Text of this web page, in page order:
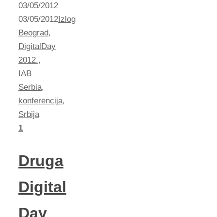
03/05/2012
03/05/2012Izlog
Beograd,
DigitalDay
2012.,
IAB
Serbia,
konferencija,
Srbija
1
Druga
Digital
Day